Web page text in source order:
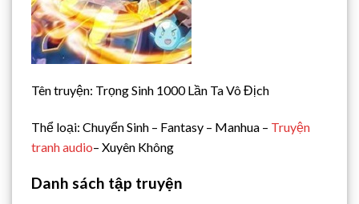
Tên truyện: Trọng Sinh 1000 Lần Ta Vô Địch
Thể loại: Chuyển Sinh – Fantasy – Manhua – Truyện
tranh audio– Xuyên Không
Danh sách tập truyện